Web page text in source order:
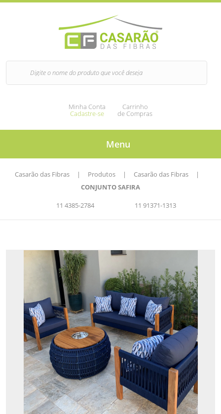
Minha Conta
Cadastre-se
Carrinho
de Compras
Menu
Casarão das Fibras | Produtos | Casarão das Fibras
|
CONJUNTO SAFIRA
11 4385-2784 11 91371-1313